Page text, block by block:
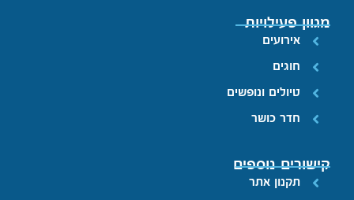
מגוון פעילויות
אירועים
חוגים
טיולים ונופשים
חדר כושר
קישורים נוספים
תקנון אתר